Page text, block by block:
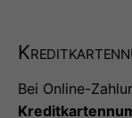
Bei Online-